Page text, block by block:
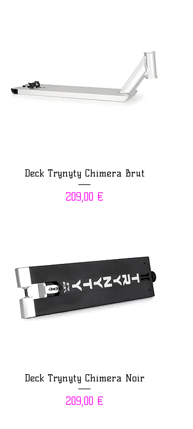
Deck Trynyty Chimera Brut
Prix
209,00 €
Deck Trynyty Chimera Noir
Prix
209,00 €